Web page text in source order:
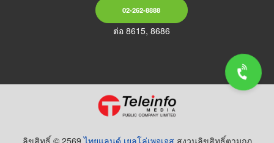
02-262-8888
ต่อ 8615, 8686
ลิขสิทธิ์ © 2569ไทยแลนด์ เยลโล่เพจเจส สงวนลิขสิทธิ์ตามกฏ